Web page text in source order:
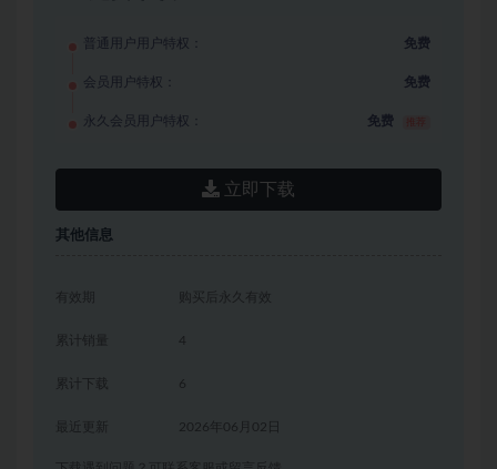
普通用户用户特权： 免费
会员用户特权： 免费
永久会员用户特权： 免费
立即下载
其他信息
有效期 购买后永久有效
累计销量
累计下载 6
2026年06月02日